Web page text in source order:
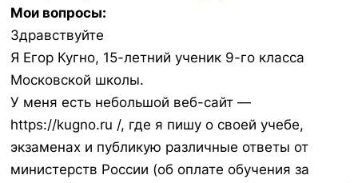
Мои вопросы:
Здравствуйте
Я Егор Кугно, 15-летний ученик 9-го класса
Московской школы.
У меня есть небольшой веб-сайт —
https://kugno.ru /, где я пишу о своей учебе,
экзаменах и публикую различные ответы от
министерств России (об оплате обучения за